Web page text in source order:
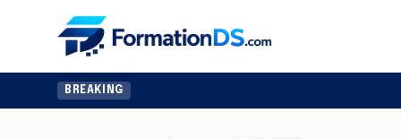
BREAKING